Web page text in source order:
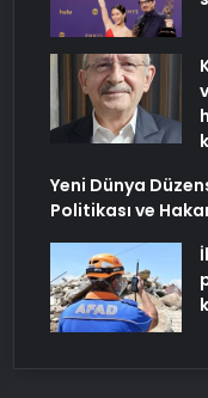
Yeni Dünya
Politikası ve